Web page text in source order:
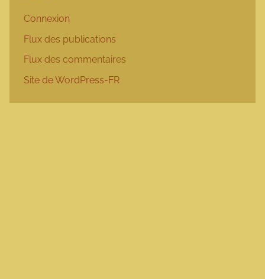
Connexion
Flux des publications
Flux des commentaires
Site de WordPress-FR